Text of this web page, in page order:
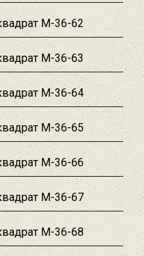
M-36-62
M-36-63
M-36-64
M-36-65
M-36-66
M-36-67
M-36-68